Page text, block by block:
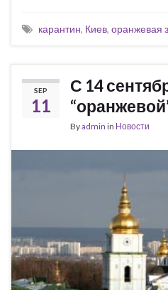
карантин, Киев, оранжевая
SEP
11
С 14
Byadmin in Новости